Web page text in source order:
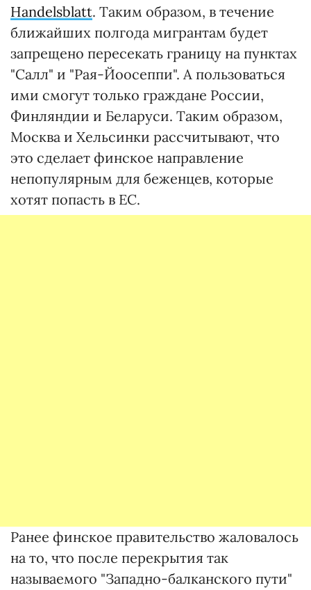
Handelsblatt. Таким образом, в течение
ближайших полгода мигрантам будет
запрещено пересекать границу на пунктах
"Салл" и "Рая-Йоосеппи". А пользоваться
ими смогут только граждане России,
Финляндии и Беларуси. Таким образом,
Москва и Хельсинки рассчитывают, что
это сделает финское направление
непопулярным для беженцев, которые
хотят попасть в ЕС.
Ранее финское правительство жаловалось
на то, что после перекрытия так
называемого "Западно-балканского пути"